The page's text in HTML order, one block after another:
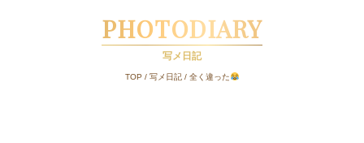
PHOTODIARY
写メ日記
TOP / 写メ日記/ 全く違った